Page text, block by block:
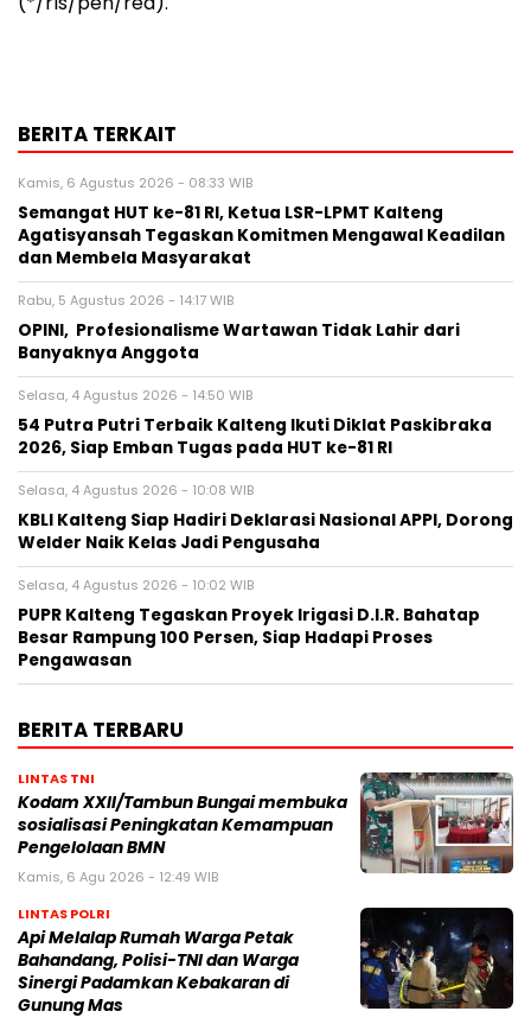
BERITA TERKAIT
Kamis, 6 Agustus 2026 - 08:33 WIB
Semangat HUT ke-81 RI, Ketua LSR-LPMT Kalteng
Agatisyansah Tegaskan Komitmen Mengawal Keadilan
dan Membela Masyarakat
Rabu, 5 Agustus 2026 - 14:17 WIB
OPINI, Profesionalisme Wartawan Tidak Lahir dari
Banyaknya Anggota
Selasa, 4 Agustus 2026 - 14:50 WIB
54 Putra Putri Terbaik Kalteng Ikuti Diklat Paskibraka
2026, Siap Emban Tugas pada HUT ke-81 RI
Selasa, 4 Agustus 2026 - 10:08 WIB
KBLI Kalteng Siap Hadiri Deklarasi Nasional APPI, Dorong
Welder Naik Kelas Jadi Pengusaha
Selasa, 4 Agustus 2026 - 10:02 WIB
PUPR Kalteng Tegaskan Proyek Irigasi D.I.R. Bahatap
Besar Rampung 100 Persen, Siap Hadapi Proses
Pengawasan
BERITA TERBARU
LINTAS TNI
Kodam XXII/Tambun Bungai membuka
sosialisasi Peningkatan Kemampuan
Pengelolaan BMN
Kamis, 6 Agu 2026 - 12:49 WIB
LINTAS POLRI
Api Melalap Rumah Warga Petak
Bahandang, Polisi-TNI dan Warga
Sinergi Padamkan Kebakaran di
Gunung Mas